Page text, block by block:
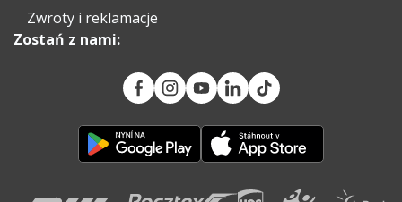
Zwroty i reklamacje
Zostań z nami: